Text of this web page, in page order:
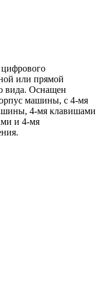
или прямой
вида. Оснащен
машины, с 4-мя
4-мя клавишами
и 4-мя